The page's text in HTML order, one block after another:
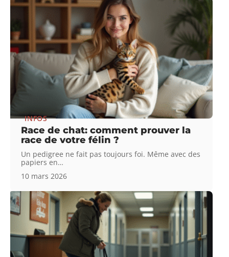
INFOS
Race de chat: comment prouver la
race de votre félin ?
Un pedigree ne fait pas toujours foi. Même avec des
papiers en…
10 mars 2026